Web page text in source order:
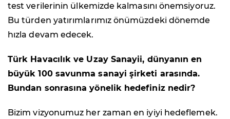
test verilerinin ülkemizde kalmasını önemsiyoruz.
Bu türden yatırımlarımız önümüzdeki dönemde
hızla devam edecek.
Türk Havacılık ve Uzay Sanayii, dünyanın en
büyük 100 savunma sanayi şirketi arasında.
Bundan sonrasına yönelik hedefiniz nedir?
Bizim vizyonumuz her zaman en iyiyi hedeflemek.